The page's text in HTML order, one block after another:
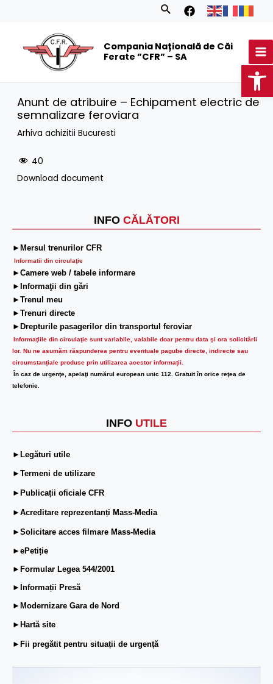
Search
Compania Națională de Căi
Ferate ”CFR” – SA
INFO CĂLĂTORI
►Mersul trenurilor CFR
Informatii din circulaţie
►Camere web / tabele informare
►Informaţii din gări
►Trenul meu
►Trenuri directe
►Drepturile pasagerilor din transportul feroviar
Informaţiile din circulaţie sunt variabile, valabile doar pentru data şi ora solicitării
lor. Nu ne asumăm răspunderea pentru eventuale pagube directe, indirecte sau
circumstanțiale produse prin utilizarea acestor informații.
În caz de urgenţe, apelaţi numărul european unic 112. Gratuit în orice reţea de
telefonie.
INFO UTILE
►Legături utile
►Termeni de utilizare
►Publicații oficiale CFR
►Acreditare reprezentanți Mass-Media
►Solicitare acces filmare Mass-Media
►ePetiție
►Formular Legea 544/2001
►Informații Presă
►Modernizare Gara de Nord
►Hartă site
►Fii pregătit pentru situații de urgență
Anunt de atribuire – Echipament electric de
semnalizare feroviara
Arhiva achizitii Bucuresti
40
Download document